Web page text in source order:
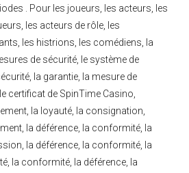
. Pour les joueurs, les acteurs, les
les acteurs de rôle, les
les histrions, les comédiens, la
de sécurité, le système de
la garantie, la mesure de
certificat de SpinTime Casino,
la loyauté, la consignation,
la déférence, la conformité, la
la déférence, la conformité, la
la conformité, la déférence, la